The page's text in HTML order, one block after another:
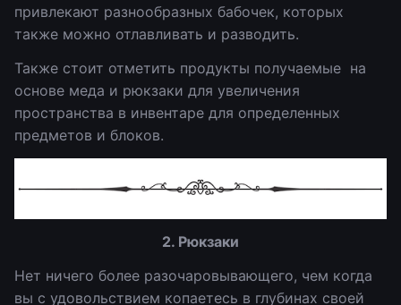
привлекают разнообразных бабочек, которых
также можно отлавливать и разводить.
Также стоит отметить продукты получаемые на
основе меда и рюкзаки для увеличения
пространства в инвентаре для определенных
предметов и блоков.
2. Рюкзаки
Нет ничего более разочаровывающего, чем когда
вы с удовольствием копаетесь в глубинах своей